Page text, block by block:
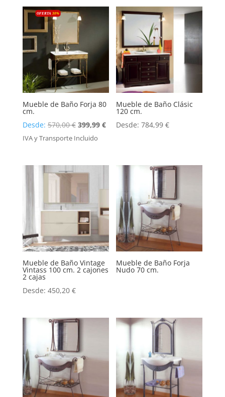
OFERTA 30%
Mueble de Baño Forja 80
cm.
Desde: 570,00€ El
precio
era:
570,00 €.
399,99 €El
es:
IVA y Transporte Incluido
Mueble de Baño Clásic
120 cm.
Desde:784,99€
Mueble de Baño Vintage
Vintass 100 cm. 2 cajones
2 cajas
Desde: 450,20 €
Mueble de Baño Forja
Nudo 70 cm.